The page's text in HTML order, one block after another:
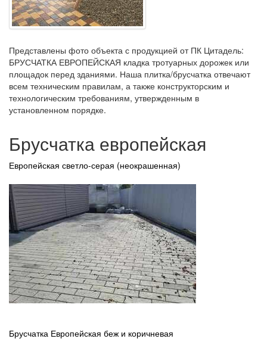
Представлены фото объекта с продукцией от ПК Цитадель:
БРУСЧАТКА ЕВРОПЕЙСКАЯ кладка тротуарных дорожек или
площадок перед зданиями. Наша плитка/брусчатка отвечают
всем техническим правилам, а также конструкторским и
технологическим требованиям, утвержденным в
установленном порядке.
Брусчатка европейская
Европейская светло-серая (неокрашенная)
Брусчатка Европейская беж и коричневая